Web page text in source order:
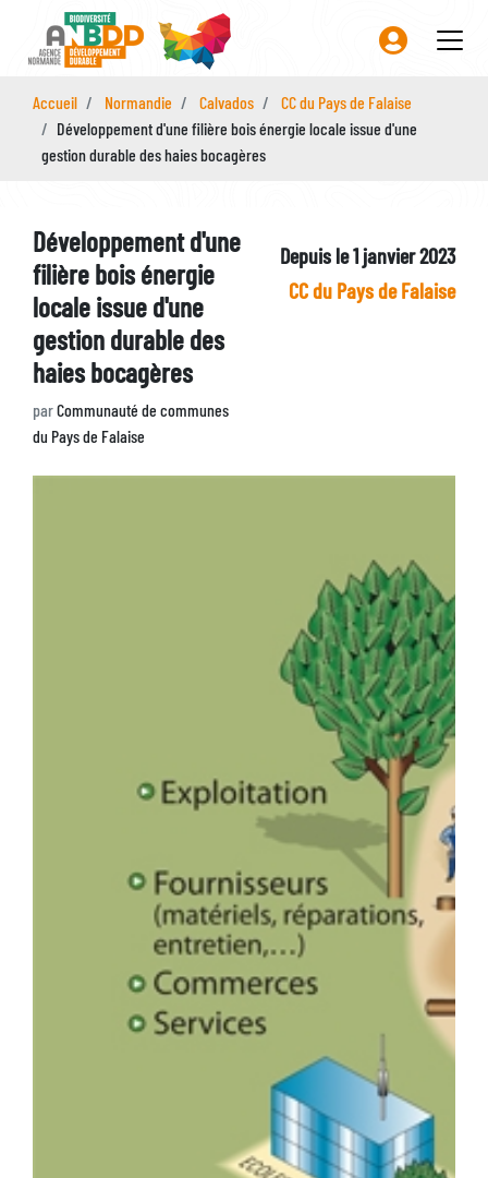
contenu
Accueil Normandie Calvados
CC du Pays de Falaise
Développement d'une filière bois énergie locale issue d'une
gestion durable des haies bocagères
Développement d'une
filière bois énergie
locale issue d'une
gestion durable des
haies bocagères
parCommunauté de communes
du Pays de Falaise
Depuis le 1 janvier 2023
IdentifiantCC du Pays de Falaise